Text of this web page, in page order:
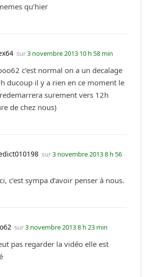
qu’hier
sur3 novembre 2013 10 h 58 min
c’est normal on a un decalage
ducoup il y a rien en ce moment le
surement vers 12h
de chez nous)
sur3 novembre 2013 8 h 56
c’est sympa d’avoir penser à nous.
sur3 novembre 2013 8 h 23 min
pas regarder la vidéo elle est